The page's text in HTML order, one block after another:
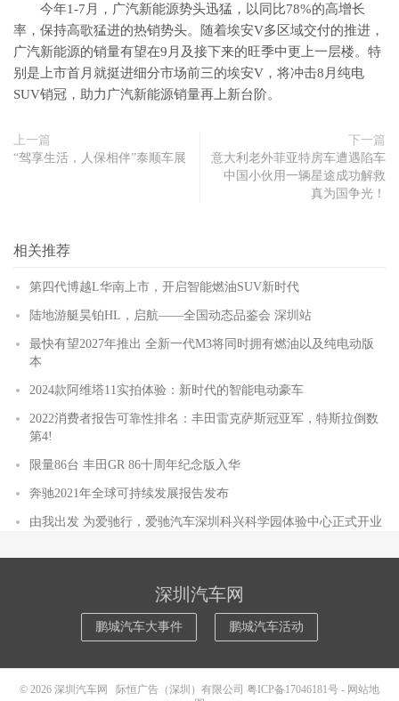
今年1-7月，广汽新能源势头迅猛，以同比78%的高增长
率，保持高歌猛进的热销势头。随着埃安V多区域交付的推进，
广汽新能源的销量有望在9月及接下来的旺季中更上一层楼。特
别是上市首月就挺进细分市场前三的埃安V，将冲击8月纯电
SUV销冠，助力广汽新能源销量再上新台阶。
上一篇
“驾享生活，人保相伴”泰顺车展
下一篇
意大利老外菲亚特房车遭遇陷车
中国小伙用一辆星途成功解救
真为国争光！
相关推荐
第四代博越L华南上市，开启智能燃油SUV新时代
陆地游艇昊铂HL，启航——全国动态品鉴会 深圳站
最快有望2027年推出 全新一代M3将同时拥有燃油以及纯电动版
本
2024款阿维塔11实拍体验：新时代的智能电动豪车
2022消费者报告可靠性排名：丰田雷克萨斯冠亚军，特斯拉倒数
第4!
限量86台 丰田GR 86十周年纪念版入华
奔驰2021年全球可持续发展报告发布
由我出发 为爱驰行，爱驰汽车深圳科兴科学园体验中心正式开业
深圳汽车网
鹏城汽车大事件 鹏城汽车活动
© 2026 深圳汽车网 际恒广告（深圳）有限公司 粤ICP备17046181号 - 网站地